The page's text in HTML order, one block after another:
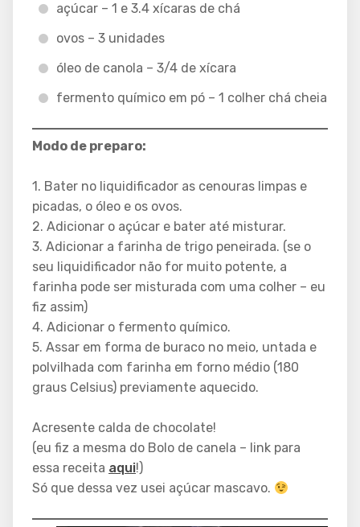
açúcar – 1 e 3.4 xícaras de chá
ovos – 3 unidades
óleo de canola – 3/4 de xícara
fermento químico em pó – 1 colher chá cheia
Modo de preparo:
1. Bater no liquidificador as cenouras limpas e
picadas, o óleo e os ovos.
2. Adicionar o açúcar e bater até misturar.
3. Adicionar a farinha de trigo peneirada. (se o
seu liquidificador não for muito potente, a
farinha pode ser misturada com uma colher – eu
fiz assim)
4. Adicionar o fermento químico.
5. Assar em forma de buraco no meio, untada e
polvilhada com farinha em forno médio (180
graus Celsius) previamente aquecido.
Acresente calda de chocolate!
(eu fiz a mesma do Bolo de canela – link para
essa receita aqui!)
Só que dessa vez usei açúcar mascavo.